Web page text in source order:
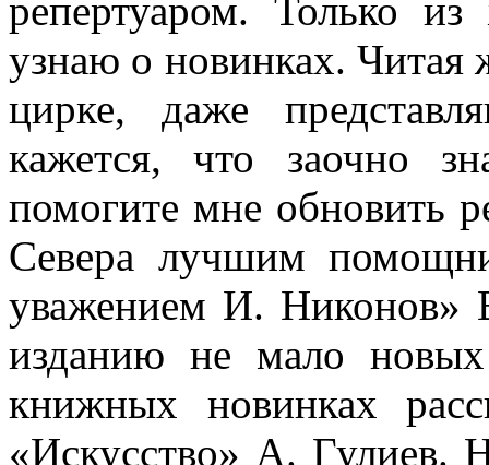
репертуаром. Только
узнаю о новинках. Читая
цирке, даже
кажется, что заочно
помогите мне обновить
Севера лучшим
уважением И. Никонов»
из­данию не мало
книжных новинках
«Ис­кусство» А. Гулиев.